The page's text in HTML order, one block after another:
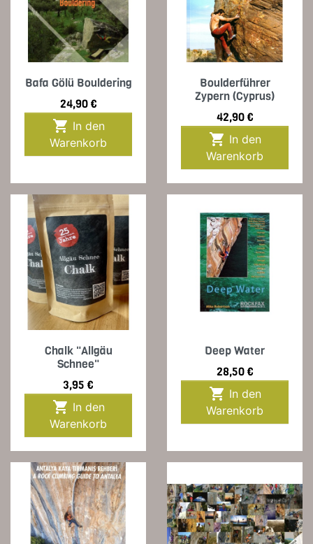
Bafa Gölü Bouldering
Preis
24,90 €

Warenkorb
Boulderführer
Zypern (Cyprus)
Preis
42,90 €

Warenkorb
Chalk "Allgäu
Schnee"
Preis
3,95 €

Warenkorb
Deep Water
Preis
28,50 €

Warenkorb